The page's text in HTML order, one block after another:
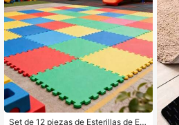
4,78 504
4,78 504
4,78 504
Set de 12 piezas de Esterillas de Es